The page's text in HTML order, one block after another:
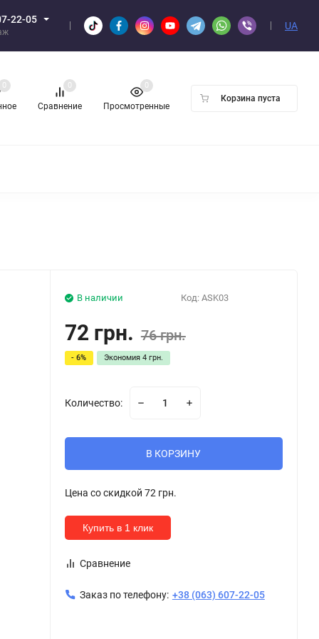
22-05
UA
0
Сравнение
0
Просмотренные
0
Корзина пуста
В наличии Код: ASK03
72 грн. 76 грн.
- 6% Экономия 4 грн.
Количество:
В КОРЗИНУ
Цена со скидкой 72 грн.
Купить в 1 клик
Сравнение
Заказ по телефону: +38 (063) 607-22-05